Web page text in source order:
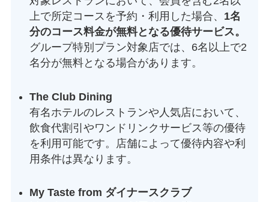
上で所定コースを予約・利用した場合、 1名
分のコース料金が無料となる優待サービス。
グループ特別プラン対象店では、6名以上で2
名分が無料となる場合があります。
The Club Dining
有名ホテルのレストランや人気店において、
飲食代割引やワンドリンクサービス等の優待
を利用可能です。店舗によって優待内容や利
用条件は異なります。
My Taste from ダイナースクラブ